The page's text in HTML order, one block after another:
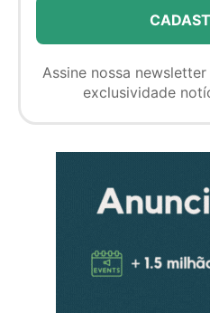
Assine nossa
exclusividade